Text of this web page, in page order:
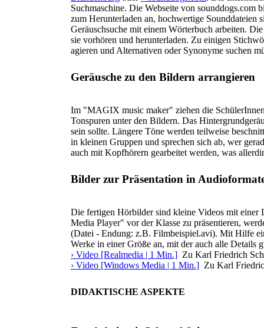
Suchmaschine. Die Webseite von sounddogs.com
zum Herunterladen an, hochwertige
Geräuschsuche mit einem Wörterbuch arbeiten.
sie vorhören und herunterladen. Zu einigen
agieren und Alternativen oder Synonyme suchen
Geräusche zu den Bildern arrangieren
Im "MAGIX music maker" ziehen die
Tonspuren unter den Bildern. Das
sein sollte. Längere Töne werden teilweise
in kleinen Gruppen und sprechen sich ab, wer
auch mit Kopfhörern gearbeitet werden, was
Bilder zur Präsentation in
Die fertigen Hörbilder sind kleine Videos mit
Media Player" vor der Klasse zu präsentieren,
(Datei - Endung: z.B. Filmbeispiel.avi). Mit Hilfe
Werke in einer Größe an, mit der auch alle Details
› Video [Realmedia | 1 Min.] Zu Karl Friedrich
› Video [Windows Media | 1 Min.] Zu Karl
DIDAKTISCHE ASPEKTE